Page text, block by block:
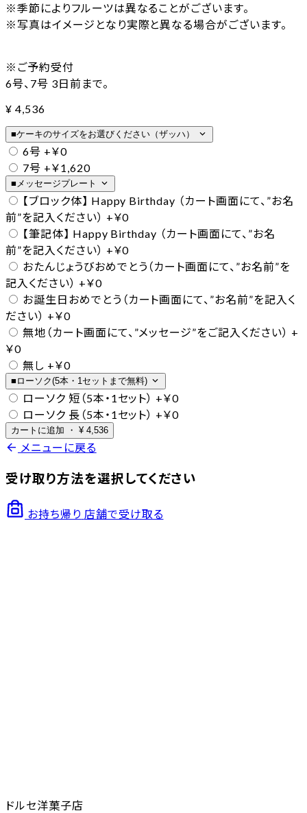
※季節によりフルーツは異なることがございます。
※写真はイメージとなり実際と異なる場合がございます。
※ご予約受付
6号、7号 3日前まで。
¥ 4,536
■ケーキのサイズをお選びください（ザッハ）
expand_more
6号 +￥0
7号 +￥1,620
■メッセージプレート
expand_more
【ブロック体】 Happy Birthday （カート画面にて、”お名
前”を記入ください） +￥0
【筆記体】 Happy Birthday （カート画面にて、”お名
前”を記入ください） +￥0
おたんじょうびおめでとう（カート画面にて、”お名前”を
記入ください） +￥0
お誕生日おめでとう（カート画面にて、”お名前”を記入く
ださい） +￥0
無地（カート画面にて、”メッセージ”をご記入ください） +
￥0
無し +￥0
■ローソク(5本・1セットまで無料) expand_more
ローソク 短（5本・1セット） +￥0
ローソク 長（5本・1セット） +￥0
カートに追加 ・ ¥ 4,536
arrow_back メニューに戻る
受け取り方法を選択してください
お持ち帰り 店舗で受け取る
ドルセ洋菓子店